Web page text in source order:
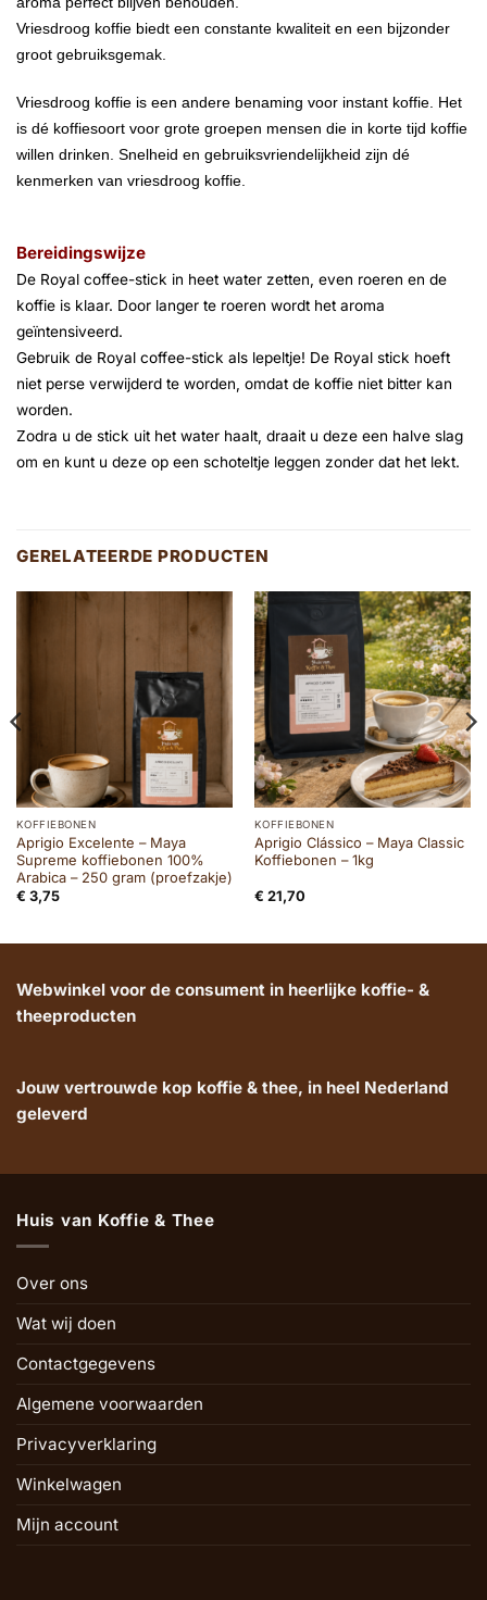
Vriesdroog koffie biedt een constante kwaliteit en een bijzonder
groot gebruiksgemak.
Vriesdroog koffie is een andere benaming voor instant koffie. Het
is dé koffiesoort voor grote groepen mensen die in korte tijd koffie
willen drinken. Snelheid en gebruiksvriendelijkheid zijn dé
kenmerken van vriesdroog koffie.
Bereidingswijze
De Royal coffee-stick in heet water zetten, even roeren en de
koffie is klaar. Door langer te roeren wordt het aroma
geïntensiveerd.
Gebruik de Royal coffee-stick als lepeltje! De Royal stick hoeft
niet perse verwijderd te worden, omdat de koffie niet bitter kan
worden.
Zodra u de stick uit het water haalt, draait u deze een halve slag
om en kunt u deze op een schoteltje leggen zonder dat het lekt.
GERELATEERDE PRODUCTEN
KOFFIEBONEN
Aprigio Excelente – Maya
Supreme koffiebonen 100%
Arabica – 250 gram (proefzakje)
€ 3,75
KOFFIEBONEN
Aprigio Clássico – Maya Classic
Koffiebonen – 1kg
€ 21,70
Webwinkel voor de consument in heerlijke koffie- &
theeproducten
Jouw vertrouwde kop koffie & thee, in heel Nederland
geleverd
Huis van Koffie & Thee
Over ons
Wat wij doen
Contactgegevens
Algemene voorwaarden
Privacyverklaring
Winkelwagen
Mijn account